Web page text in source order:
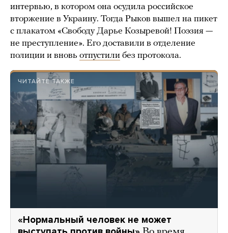
интервью, в котором она осудила российское
вторжение в Украину. Тогда Рыков вышел на пикет
с плакатом «Свободу Дарье Козыревой! Поэзия —
не преступление». Его доставили в отделение
полиции и вновь отпустили без протокола.
ЧИТАЙТЕ ТАКЖЕ
«Нормальный человек не может